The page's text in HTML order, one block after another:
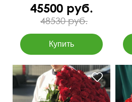
45500 руб.
48530 руб.